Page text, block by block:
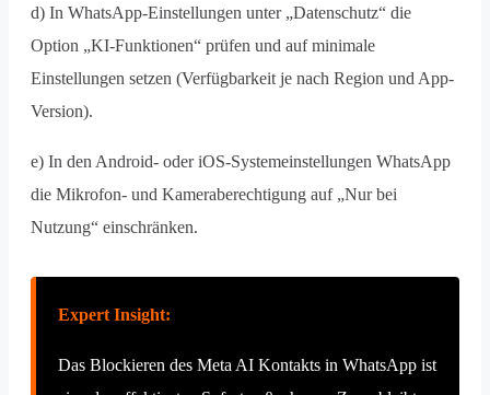
d) In WhatsApp-Einstellungen unter „Datenschutz“ die
Option „KI-Funktionen“ prüfen und auf minimale
Einstellungen setzen (Verfügbarkeit je nach Region und App-
Version).
e) In den Android- oder iOS-Systemeinstellungen WhatsApp
die Mikrofon- und Kameraberechtigung auf „Nur bei
Nutzung“ einschränken.
Expert Insight:
Das Blockieren des Meta AI Kontakts in WhatsApp ist